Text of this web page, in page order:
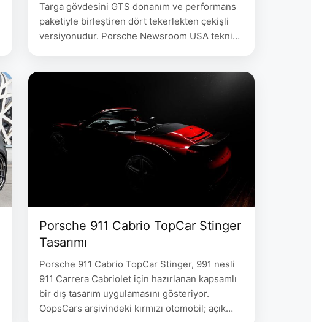
Targa gövdesini GTS donanım ve performans
paketiyle birleştiren dört tekerlekten çekişli
versiyonudur. Porsche Newsroom USA teknik
2016 Porsche 911 …
Porsche 911 Cabrio TopCar Stinger
Tasarımı
Porsche 911 Cabrio TopCar Stinger, 991 nesli
911 Carrera Cabriolet için hazırlanan kapsamlı
bir dış tasarım uygulamasını gösteriyor.
OopsCars arşivindeki kırmızı otomobil; açık